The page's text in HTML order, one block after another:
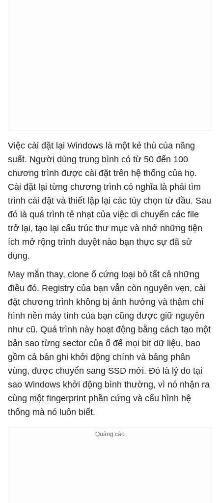
Việc cài đặt lại Windows là một kẻ thù của năng
suất. Người dùng trung bình có từ 50 đến 100
chương trình được cài đặt trên hệ thống của họ.
Cài đặt lại từng chương trình có nghĩa là phải tìm
trình cài đặt và thiết lập lại các tùy chọn từ đầu. Sau
đó là quá trình tẻ nhạt của việc di chuyển các file
trở lại, tạo lại cấu trúc thư mục và nhớ những tiện
ích mở rộng trình duyệt nào bạn thực sự đã sử
dụng.
May mắn thay, clone ổ cứng loại bỏ tất cả những
điều đó. Registry của bạn vẫn còn nguyên vẹn, cài
đặt chương trình không bị ảnh hưởng và thậm chí
hình nền máy tính của bạn cũng được giữ nguyên
như cũ. Quá trình này hoạt động bằng cách tạo một
bản sao từng sector của ổ để mọi bit dữ liệu, bao
gồm cả bản ghi khởi động chính và bảng phân
vùng, được chuyển sang SSD mới. Đó là lý do tại
sao Windows khởi động bình thường, vì nó nhận ra
cùng một fingerprint phần cứng và cấu hình hệ
thống mà nó luôn biết.